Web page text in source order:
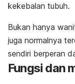
kekebalan tubuh.
Bukan hanya
juga normalnya
sendiri berperan
Fungsi dan